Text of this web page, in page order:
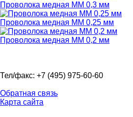
Проволока медная ММ 0,3 мм
Проволока медная ММ 0,25 мм
Проволока медная ММ 0,2 мм
Тел/факс: +7 (495) 975-60-60
Обратная связь
Карта сайта